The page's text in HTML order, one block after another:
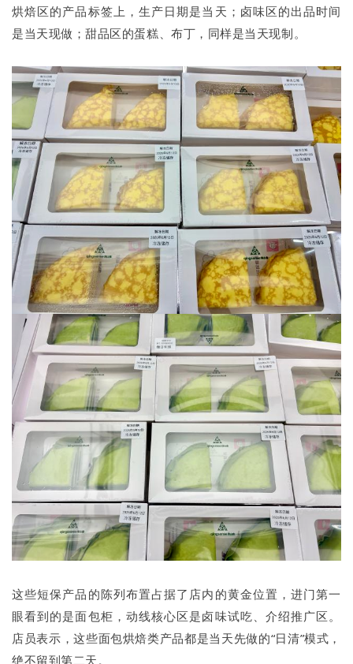
烘焙区的产品标签上，生产日期是当天；卤味区的出品时间
是当天现做；甜品区的蛋糕、布丁，同样是当天现制。
这些短保产品的陈列布置占据了店内的黄金位置，进门第一
眼看到的是面包柜，动线核心区是卤味试吃、介绍推广区。
店员表示，这些面包烘焙类产品都是当天先做的“日清”模式，
绝不留到第二天。